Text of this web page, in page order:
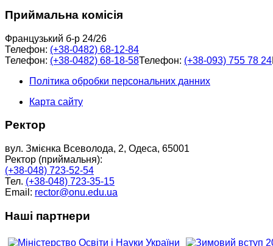
Приймальна комісія
Французький б-р 24/26
Телефон: (+38-0482) 68-12-84
Телефон: (+38-0482) 68-18-58Телефон: (+38-093) 755 78 24
Політика обробки персональних данних
Карта сайту
Ректор
вул. Змієнка Всеволода, 2, Одеса, 65001
Ректор (приймальня):
(+38-048) 723-52-54
Тел. (+38-048) 723-35-15
Email: rector@onu.edu.ua
Наші партнери